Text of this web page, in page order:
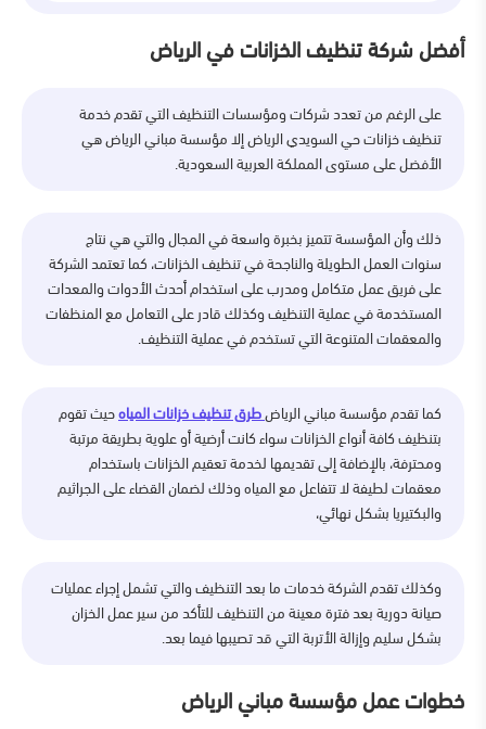
أفضل شركة تنظيف الخزانات في الرياض
على الرغم من تعدد شركات ومؤسسات التنظيف التي تقدم خدمة
تنظيف خزانات حي السويدي الرياض إلا مؤسسة مباني الرياض هي
الأفضل على مستوى المملكة العربية السعودية.
ذلك وأن المؤسسة تتميز بخبرة واسعة في المجال والتي هي نتاج
سنوات العمل الطويلة والناجحة في تنظيف الخزانات، كما تعتمد الشركة
على فريق عمل متكامل ومدرب على استخدام أحدث الأدوات والمعدات
المستخدمة في عملية التنظيف وكذلك قادر على التعامل مع المنظفات
والمعقمات المتنوعة التي تستخدم في عملية التنظيف.
كما تقدم مؤسسة مباني الرياضطرق تنظيف خزانات المياهحيث تقوم
بتنظيف كافة أنواع الخزانات سواء كانت أرضية أو علوية بطريقة مرتبة
ومحترفة، بالإضافة إلى تقديمها لخدمة تعقيم الخزانات باستخدام
معقمات لطيفة لا تتفاعل مع المياه وذلك لضمان القضاء على الجراثيم
والبكتيريا بشكل نهائي،
وكذلك تقدم الشركة خدمات ما بعد التنظيف والتي تشمل إجراء عمليات
صيانة دورية بعد فترة معينة من التنظيف للتأكد من سير عمل الخزان
بشكل سليم وإزالة الأتربة التي قد تصيبها فيما بعد.
خطوات عمل مؤسسة مباني الرياض